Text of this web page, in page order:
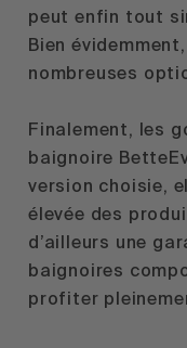
peut enfin tout
Bien
nombreuses
Finalement, les
baignoire
version choisie,
élevée des
d’ailleurs une
baignoires
profiter